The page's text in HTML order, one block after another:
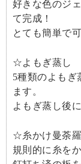
好きな色のジ
て完成！
とても簡単で
☆よもぎ蒸し
5種類のよもぎ
ます。
よもぎ蒸し後
☆糸かけ曼荼
規則的に糸を